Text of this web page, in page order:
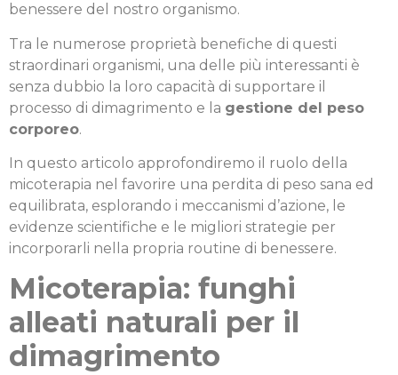
benessere del nostro organismo.
Tra le numerose proprietà benefiche di questi
straordinari organismi, una delle più interessanti è
senza dubbio la loro capacità di supportare il
processo di dimagrimento e la gestione del peso
corporeo.
In questo articolo approfondiremo il ruolo della
micoterapia nel favorire una perdita di peso sana ed
equilibrata, esplorando i meccanismi d’azione, le
evidenze scientifiche e le migliori strategie per
incorporarli nella propria routine di benessere.
Micoterapia: funghi
alleati naturali per il
dimagrimento